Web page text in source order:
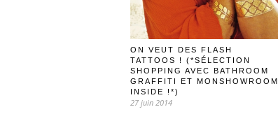
ON VEUT DES FLASH
TATTOOS ! (*SÉLECTION
SHOPPING AVEC BATHROOM
GRAFFITI ET MONSHOWROOM
INSIDE !*)
27 juin 2014